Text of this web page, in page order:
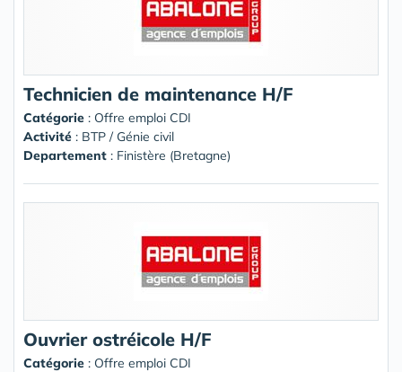
Technicien de maintenance H/F
Catégorie : Offre emploi CDI
Activité : BTP / Génie civil
Departement : Finistère (Bretagne)
Ouvrier ostréicole H/F
Catégorie : Offre emploi CDI